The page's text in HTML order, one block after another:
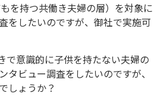
を持つ共働き夫婦の層）を対象に
をしたいのですが、御社で実施可
で意識的に子供を持たない夫婦の
タビュー調査をしたいのですが、
しょうか？